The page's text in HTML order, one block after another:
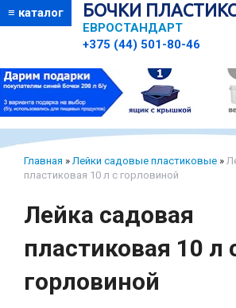
≡ каталог БОЧКИ
ЕВРОСТАНДАРТ
+375 (44) 501-80-46
Главная » Лейки садовые пластиковые »
пластиковая 10 л с горловиной
Лейка садовая
пластиковая 10 л
горловиной